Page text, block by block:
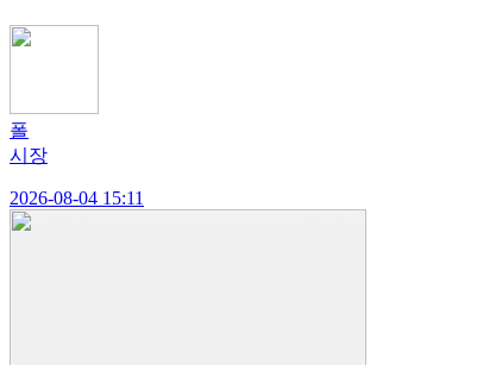
폴
시장
2026-08-04 15:11